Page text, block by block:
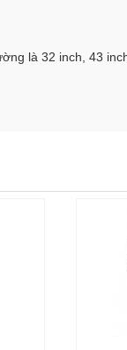
là 32 inch, 43